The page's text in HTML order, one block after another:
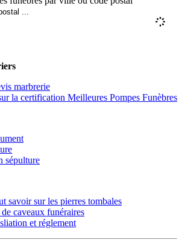
marbrerie
la certification Meilleures Pompes Funèbres
sépulture
savoir sur les pierres tombales
caveaux funéraires
et réglement